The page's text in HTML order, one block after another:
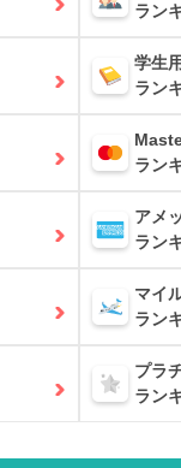
ラン
学生用
ラン
ラン
アメ
ラン
マイ
ラン
プラ
ラン